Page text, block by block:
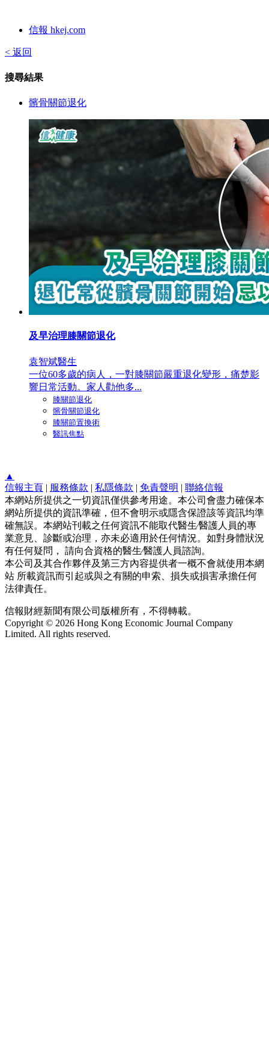
信報 hkej.com
< 返回
搜尋結果
髕骨關節退化
及早治理膝關節退化
袁智斌醫生
一位60多歲的病人，一對膝關節嚴重退化變形，痛楚影
響日常活動。家人勸他多...
膝關節退化
髕骨關節退化
膝關節置換術
醫訊焦點
▲
信報主頁 | 服務條款 | 私隱條款 | 免責聲明 | 聯絡信報
本網站所提供之一切資訊僅供參考用途。本公司會盡力確保本
網站所提供的資訊準確，但不會明示或隱含保證該等資訊均準
確無誤。本網站刊載之任何資訊不能取代醫生∕醫護人員的專
業意見、診斷或治理，亦未必適用於任何情況。如對身體狀況
有任何疑問， 請向合資格的醫生∕醫護人員諮詢。
本公司及其合作夥伴及第三方內容提供者一概不會就使用本網
站 所載資訊而引起或與之有關的申索、損失或損害承擔任何
法律責任。
信報財經新聞有限公司版權所有，不得轉載。
Copyright © 2026 Hong Kong Economic Journal Company
Limited. All rights reserved.